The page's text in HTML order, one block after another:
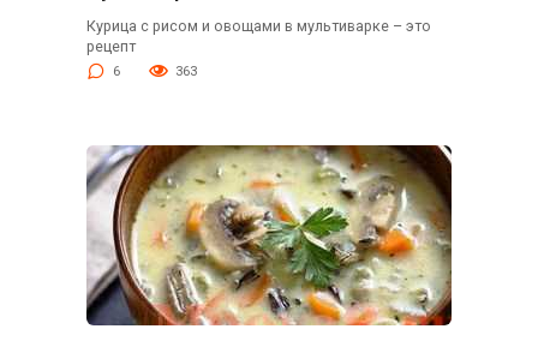
Курица с рисом и овощами в мультиварке – это
рецепт
6 363